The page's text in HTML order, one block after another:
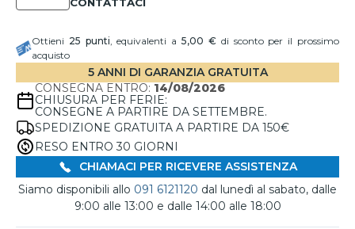
Ottieni 25 punti, equivalenti a5,00 €di sconto per il prossimo
acquisto
5 ANNI DI GARANZIA GRATUITA
CONSEGNA ENTRO: 14/08/2026
CHIUSURA PER FERIE:
CONSEGNE A PARTIRE DA SETTEMBRE.
SPEDIZIONE GRATUITA A PARTIRE DA 150€
RESO ENTRO 30 GIORNI
CHIAMACI PER RICEVERE ASSISTENZA
Siamo disponibili allo 091 6121120 dal lunedì al sabato, dalle
9:00 alle 13:00 e dalle 14:00 alle 18:00